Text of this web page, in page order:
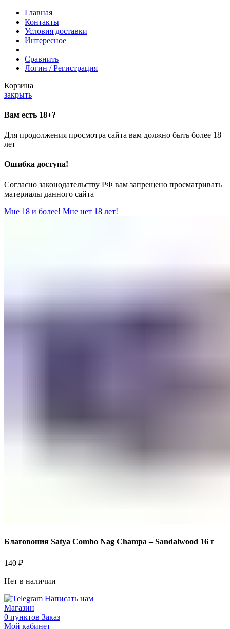
Главная
Контакты
Условия доставки
Интересное
Сравнить
Логин / Регистрация
Корзина
закрыть
Вам есть 18+?
Для продолжения просмотра сайта вам должно быть более 18
лет
Ошибка доступа!
Согласно законодательству РФ вам запрещено просматривать
материалы данного сайта
Мне 18 и более! Мне нет 18 лет!
Благовония Satya Combo Nag Champa – Sandalwood 16 г
140 ₽
Нет в наличии
Написать нам
Магазин
0 пунктов Заказ
Мой кабинет